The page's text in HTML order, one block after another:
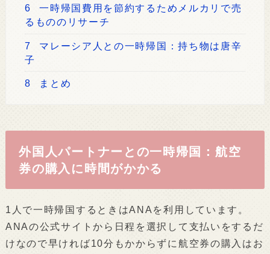
6
一時帰国費用を節約するためメルカリで売
るもののリサーチ
7
マレーシア人との一時帰国：持ち物は唐辛
子
8 まとめ
外国人パートナーとの一時帰国：航空
券の購入に時間がかかる
1人で一時帰国するときはANAを利用しています。
ANAの公式サイトから日程を選択して支払いをするだ
けなので早ければ10分もかからずに航空券の購入はお